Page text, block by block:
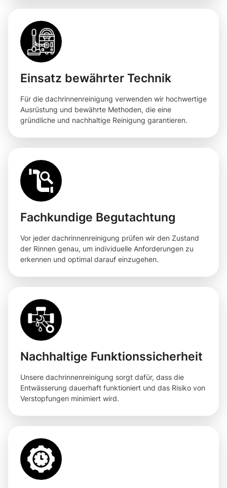
Einsatz bewährter Technik
Für die dachrinnenreinigung verwenden wir hochwertige
Ausrüstung und bewährte Methoden, die eine
gründliche und nachhaltige Reinigung garantieren.
Fachkundige Begutachtung
Vor jeder dachrinnenreinigung prüfen wir den Zustand
der Rinnen genau, um individuelle Anforderungen zu
erkennen und optimal darauf einzugehen.
Nachhaltige Funktionssicherheit
Unsere dachrinnenreinigung sorgt dafür, dass die
Entwässerung dauerhaft funktioniert und das Risiko von
Verstopfungen minimiert wird.